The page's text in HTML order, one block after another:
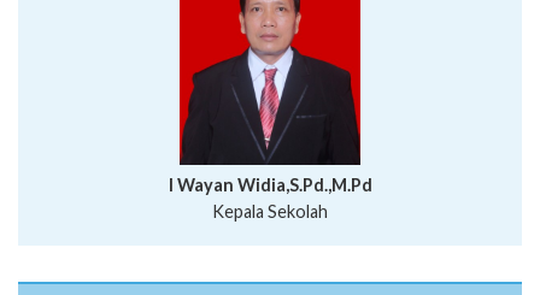
I Wayan Widia,S.Pd.,M.Pd
Kepala Sekolah